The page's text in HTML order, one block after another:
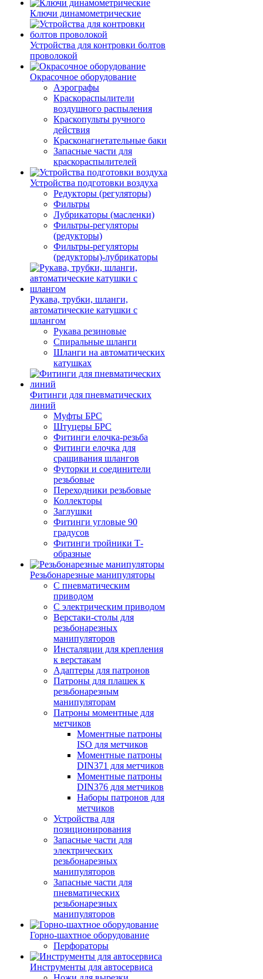
Ключи динамометрические
Устройства для контровки болтов
проволокой
Окрасочное оборудование
Аэрографы
Краскораспылители
воздушного распыления
Краскопульты ручного
действия
Красконагнетательные баки
Запасные части для
краскораспылителей
Устройства подготовки воздуха
Редукторы (регуляторы)
Фильтры
Лубрикаторы (масленки)
Фильтры-регуляторы
(редукторы)
Фильтры-регуляторы
(редукторы)-лубрикаторы
Рукава, трубки, шланги,
автоматические катушки с
шлангом
Рукава резиновые
Спиральные шланги
Шланги на автоматических
катушках
Фитинги для пневматических
линий
Муфты БРС
Штуцеры БРС
Фитинги елочка-резьба
Фитинги елочка для
сращивания шлангов
Футорки и соединители
резьбовые
Переходники резьбовые
Коллекторы
Заглушки
Фитинги угловые 90
градусов
Фитинги тройники Т-
образные
Резьбонарезные манипуляторы
С пневматическим
приводом
С электрическим приводом
Верстаки-столы для
резьбонарезных
манипуляторов
Инсталяции для крепления
к верстакам
Адаптеры для патронов
Патроны для плашек к
резьбонарезным
манипуляторам
Патроны моментные для
метчиков
Моментные патроны
ISO для метчиков
Моментные патроны
DIN371 для метчиков
Моментные патроны
DIN376 для метчиков
Наборы патронов для
метчиков
Устройства для
позиционирования
Запасные части для
электрических
резьбонарезных
манипуляторов
Запасные части для
пневматических
резьбонарезных
манипуляторов
Горно-шахтное оборудование
Перфораторы
Инструменты для автосервиса